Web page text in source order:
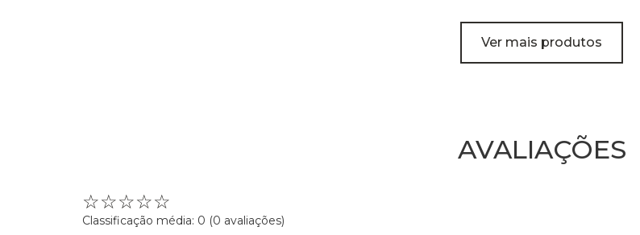
Ver mais produtos
AVALIAÇÕES
☆☆☆☆☆
Classificação média: 0 (0 avaliações)